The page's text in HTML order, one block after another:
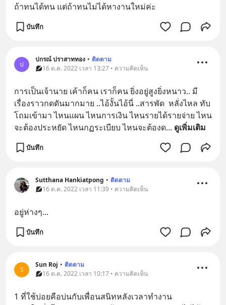
ถ้าทนได้ทน แต่ถ้าทนไม่ได้หางานใหม่ค่ะ
บันทึก
ป
ปกรณ์ ปราสาททอง • ติดตาม
16 ต.ค. 2022 เวลา 13:27 • ความคิดเห็น
การเป็นเจ้านาย เค้าก็คน เราก็คน ยิ่งอยู่สูงยิ่งหนาว.. มี
เรื่องราวกดดันมากมาย ..ไอ้งั้นไอ้นี่ ..สารพัด  หลั่งไหล ทับ
โถมเข้ามา ไหนแผน ไหนการเงิน ไหนรายได้รายจ่าย ไหน
จะต้องประหยัด ไหนกฏระเบียบ ไหนจะต้องด... ดูเพิ่มเติม
บันทึก
Sutthana Hankiatpong • ติดตาม
16 ต.ค. 2022 เวลา 11:39 • ความคิดเห็น
อยู่ห่างๆ...
บันทึก
S
Sun Roj • ติดตาม
16 ต.ค. 2022 เวลา 10:17 • ความคิดเห็น
1 ที่ใช้บ่อยคือบ่นกับเพื่อนสนิทหลังเวลาทำงาน